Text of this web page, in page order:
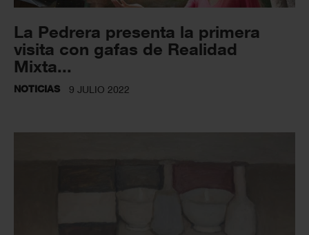
La Pedrera presenta la primera
visita con gafas de Realidad
Mixta...
NOTICIAS 9 JULIO 2022